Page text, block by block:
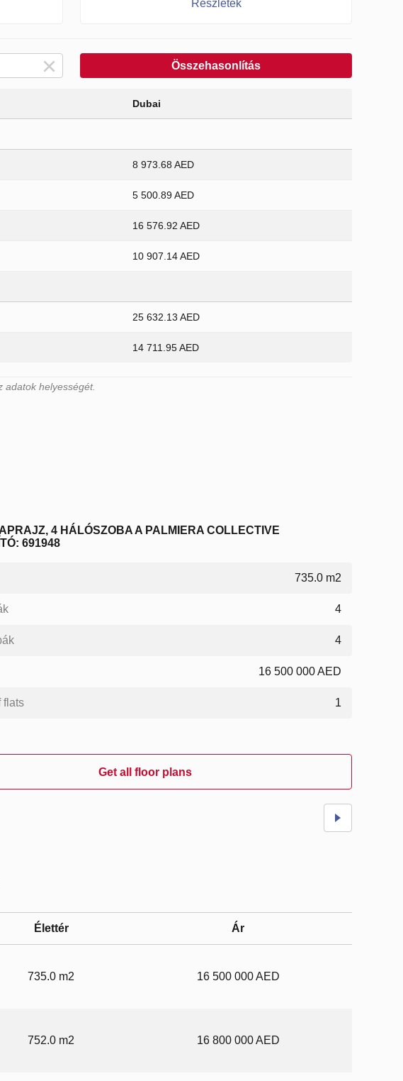
Részletek
Összehasonlítás
Dubai
8 973.68 AED
5 500.89 AED
16 576.92 AED
10 907.14 AED
25 632.13 AED
14 711.95 AED
adatok helyességét.
4 HÁLÓSZOBA A PALMIERA COLLECTIVE
691948
735.0 m2
4
4
16 500 000 AED
flats 1
Get all floor plans
Élettér Ár
735.0 m2 16 500 000 AED
752.0 m2 16 800 000 AED